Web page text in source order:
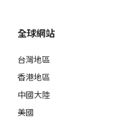
全球網站
台灣地區
香港地區
中國大陸
美國